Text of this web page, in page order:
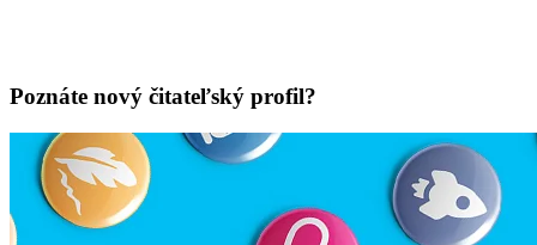
Poznáte nový čitateľský profil?